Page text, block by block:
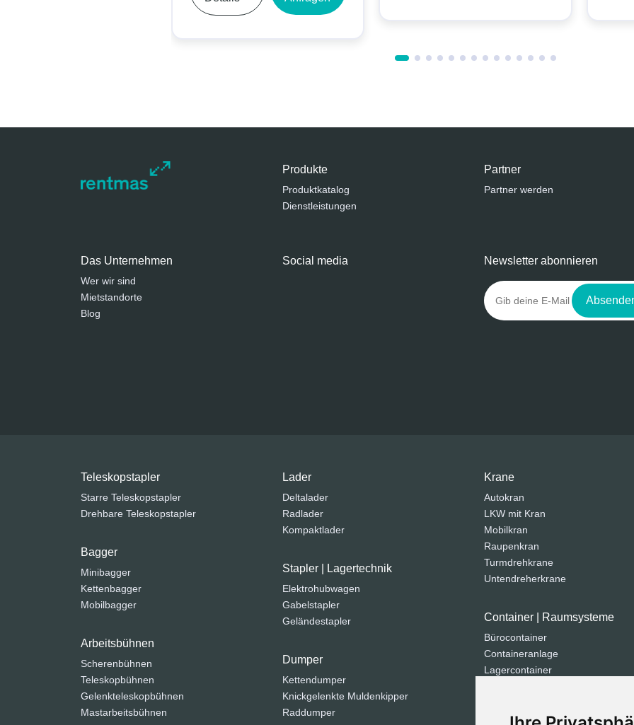
Produkte
Produktkatalog
Dienstleistungen
Partner
Partner werden
Das Unternehmen
Wer wir sind
Mietstandorte
Blog
Social media Newsletter abonnieren
Teleskopstapler
Starre Teleskopstapler
Drehbare Teleskopstapler
Bagger
Minibagger
Kettenbagger
Mobilbagger
Arbeitsbühnen
Scherenbühnen
Teleskopbühnen
Gelenkteleskopbühnen
Mastarbeitsbühnen
Lader
Deltalader
Radlader
Kompaktlader
Stapler | Lagertechnik
Elektrohubwagen
Gabelstapler
Geländestapler
Dumper
Kettendumper
Knickgelenkte Muldenkipper
Raddumper
Krane
Autokran
LKW mit Kran
Mobilkran
Raupenkran
Turmdrehkrane
Untendreherkrane
Container | Raumsysteme
Bürocontainer
Containeranlage
Lagercontainer